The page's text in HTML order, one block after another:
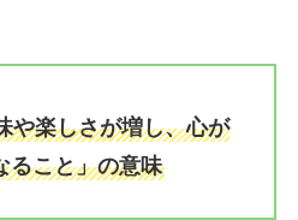
や楽しさが増し、心が
ること」の意味